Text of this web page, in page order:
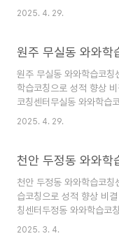
해 학생들이 쉽게 찾아올
능력을 키우고, 흥미를 유
가치를 느끼고 목표를 향
의 학습 환경과 체계적인
다.별내동 와와학습코칭학
동 와와학습코칭학원은 학
수준을 정확히 분석하고,
2025. 4. 29.
원주 무실동 와와학습코칭
학습코칭으로 성적 향상
코칭센터무실동 와와학습
해 학생들이 쉽게 찾아올
능력을 키우고, 흥미를 유
가치를 느끼고 목표를 향
의 학습 환경과 체계적인
다.무실동 와와학습코칭학
동 와와학습코칭학원은 학
2025. 4. 29.
천안 두정동 와와학습코
습코칭으로 성적 향상 비
칭센터두정동 와와학습코
학생들이 쉽게 찾아올 수
2025. 3. 4.